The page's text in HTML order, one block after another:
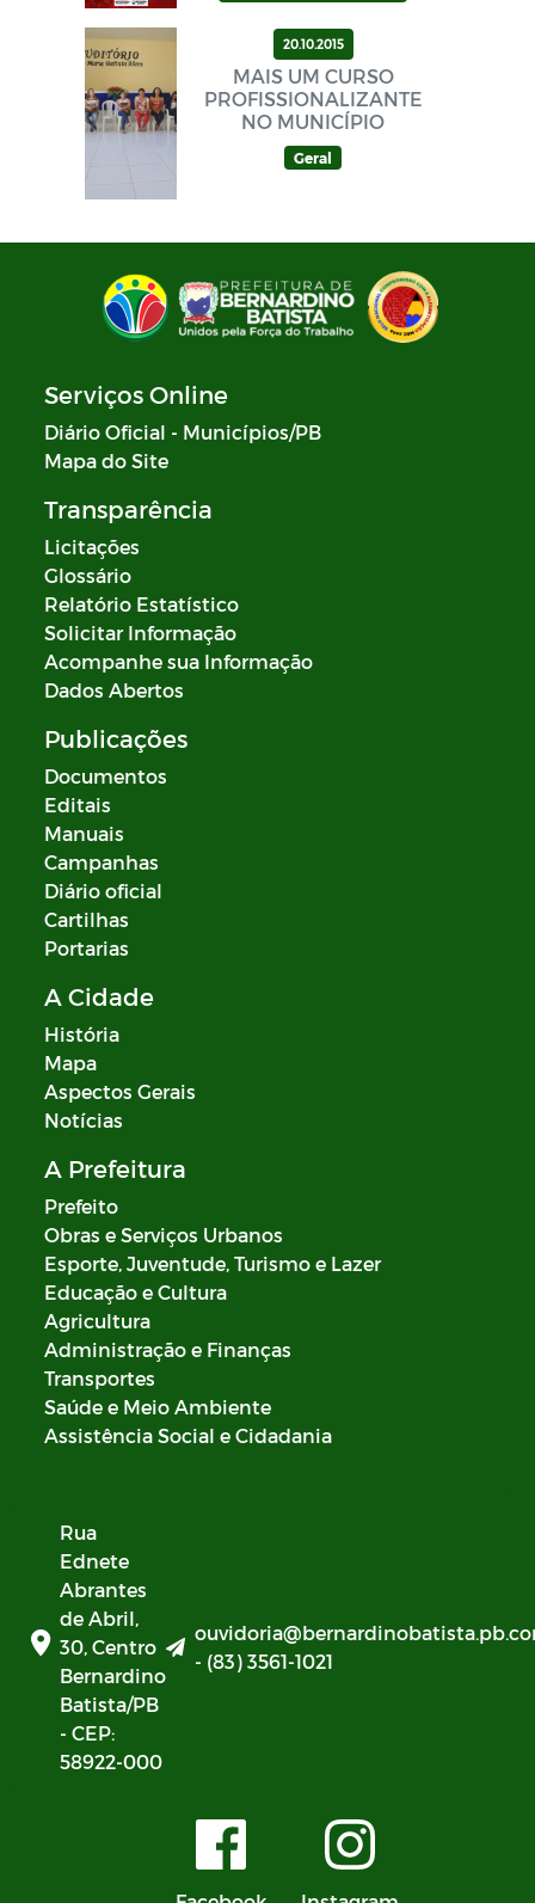
20.10.2015
MAIS UM CURSO
PROFISSIONALIZANTE
NO MUNICÍPIO
Geral
Serviços Online
Diário Oficial - Municípios/PB
Mapa do Site
Transparência
Licitações
Glossário
Relatório Estatístico
Solicitar Informação
Acompanhe sua Informação
Dados Abertos
Publicações
Documentos
Editais
Manuais
Campanhas
Diário oficial
Cartilhas
Portarias
A Cidade
História
Mapa
Aspectos Gerais
Notícias
A Prefeitura
Prefeito
Obras e Serviços Urbanos
Esporte, Juventude, Turismo e Lazer
Educação e Cultura
Agricultura
Administração e Finanças
Transportes
Saúde e Meio Ambiente
Assistência Social e Cidadania
Rua
Ednete
Abrantes
de Abril,
30, Centro
Bernardino
Batista/PB
- CEP:
58922-000
- (83) 3561-1021